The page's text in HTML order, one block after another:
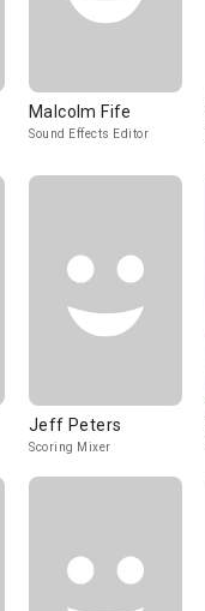
Malcolm Fife
Sound Effects Editor
Jeff Peters
Scoring Mixer